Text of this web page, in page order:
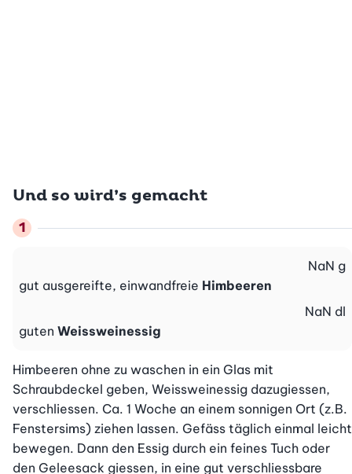
Und so wird’s gemacht
gut ausgereifte, einwandfreie Himbeeren
NaN g
guten Weissweinessig
NaN dl
Himbeeren ohne zu waschen in ein Glas mit
Schraubdeckel geben, Weissweinessig dazugiessen,
verschliessen. Ca. 1 Woche an einem sonnigen Ort (z.B.
Fenstersims) ziehen lassen. Gefäss täglich einmal leicht
bewegen. Dann den Essig durch ein feines Tuch oder
den Geleesack giessen, in eine gut verschliessbare